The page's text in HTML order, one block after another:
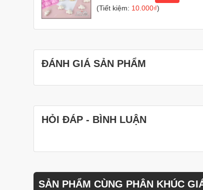
Với cách làm này, khuôn rau câu của bạn sẽ
Thêm một số mẹo giúp khuôn rau câu không
Sau khi rửa sạch khuôn, bạn có thể tráng
Bạn nên bảo quản khuôn rau câu ở nơi khô
(Tiết kiệm: 10.000₫)
ĐÁNH GIÁ SẢN PHẨM
HỎI ĐÁP - BÌNH LUẬN
SẢN PHẨM CÙNG PHÂN KHÚC